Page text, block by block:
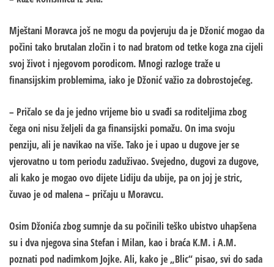
Mještani Moravca još ne mogu da povjeruju da je Džonić mogao da
počini tako brutalan zločin i to nad bratom od tetke koga zna cijeli
svoj život i njegovom porodicom. Mnogi razloge traže u
finansijskim problemima, iako je Džonić važio za dobrostojećeg.
– Pričalo se da je jedno vrijeme bio u svađi sa roditeljima zbog
čega oni nisu željeli da ga finansijski pomažu. On ima svoju
penziju, ali je navikao na više. Tako je i upao u dugove jer se
vjerovatno u tom periodu zaduživao. Svejedno, dugovi za dugove,
ali kako je mogao ovo dijete Lidiju da ubije, pa on joj je stric,
čuvao je od malena – pričaju u Moravcu.
Osim Džonića zbog sumnje da su počinili teško ubistvo uhapšena
su i dva njegova sina Stefan i Milan, kao i braća K.M. i A.M.
poznati pod nadimkom Jojke. Ali, kako je „Blic“ pisao, svi do sada